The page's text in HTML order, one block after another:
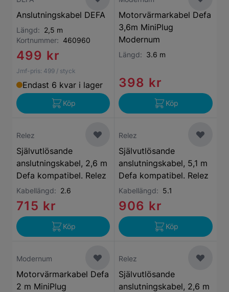
Anslutningskabel DEFA
Längd: 2,5 m
Kortnummer: 460960
499 kr
Jmf-pris: 499 / styck
Endast 6 kvar i lager
Köp
Motorvärmarkabel Defa
3,6m MiniPlug
Modernum
Längd: 3.6 m
398 kr
Köp
Relez
Självutlösande
anslutningskabel, 2,6 m
Defa kompatibel. Relez
Kabellängd: 2.6
715 kr
Köp
Relez
Självutlösande
anslutningskabel, 5,1 m
Defa kompatibel. Relez
Kabellängd: 5.1
906 kr
Köp
Modernum
Motorvärmarkabel Defa
2 m MiniPlug
Relez
Självutlösande
anslutningskabel, 2,6 m